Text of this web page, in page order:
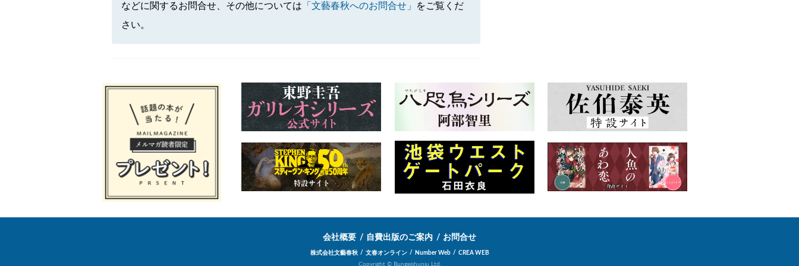
などに関するお問合せ、その他については 「文藝春秋へのお問合せ」
をご覧くだ
さい。
会社概要 自費出版のご案内 お問合せ
株式会社文藝春秋 文春オンライン Number Web
CREA WEB
Copyright © Bungeishunju Ltd.